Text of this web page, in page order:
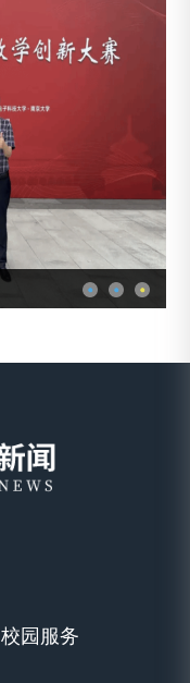
校园服务